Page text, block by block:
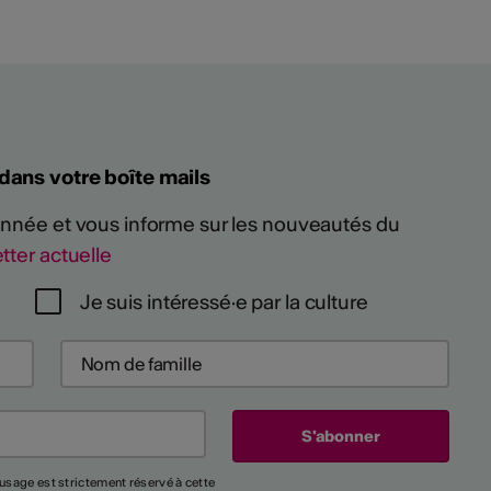
votre boîte mails
et vous informe sur les nouveautés du
actuelle
Je suis intéressé·e par la culture
est strictement réservé à cette